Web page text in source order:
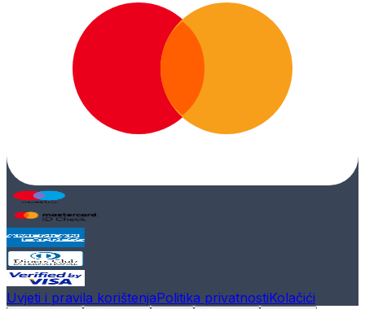
Uvjeti i pravila korištenjaPolitika privatnostiKolačići